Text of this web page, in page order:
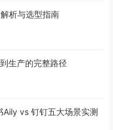
析与选型指南
生产的完整路径
vs 钉钉五大场景实测